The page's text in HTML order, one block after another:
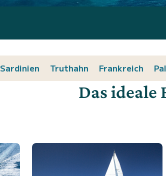
Sardinien Truthahn Frankreich
Das ideale